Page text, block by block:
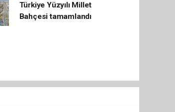
Türkiye Yüzyılı Millet
Bahçesi tamamlandı